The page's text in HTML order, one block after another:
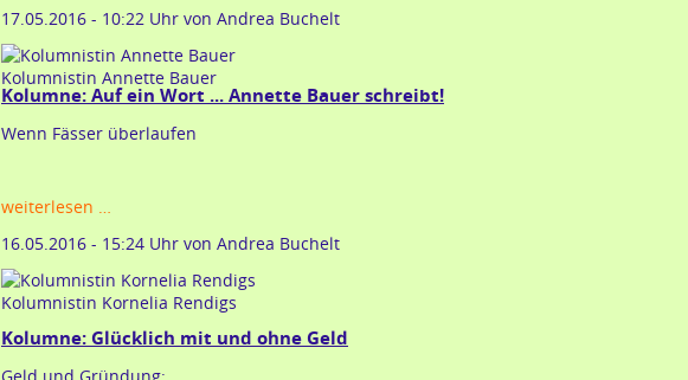
politur
17.05.2016 - 10:22 Uhr von Andrea Buchelt
Kolumnistin Annette Bauer
Kolumne: Auf ein Wort ... Annette Bauer schreibt!
Wenn Fässer überlaufen
weiterlesen …
ein
wort
...
bauer
16.05.2016 - 15:24 Uhr von Andrea Buchelt
Kolumnistin Kornelia Rendigs
Kolumne: Glücklich mit und ohne Geld